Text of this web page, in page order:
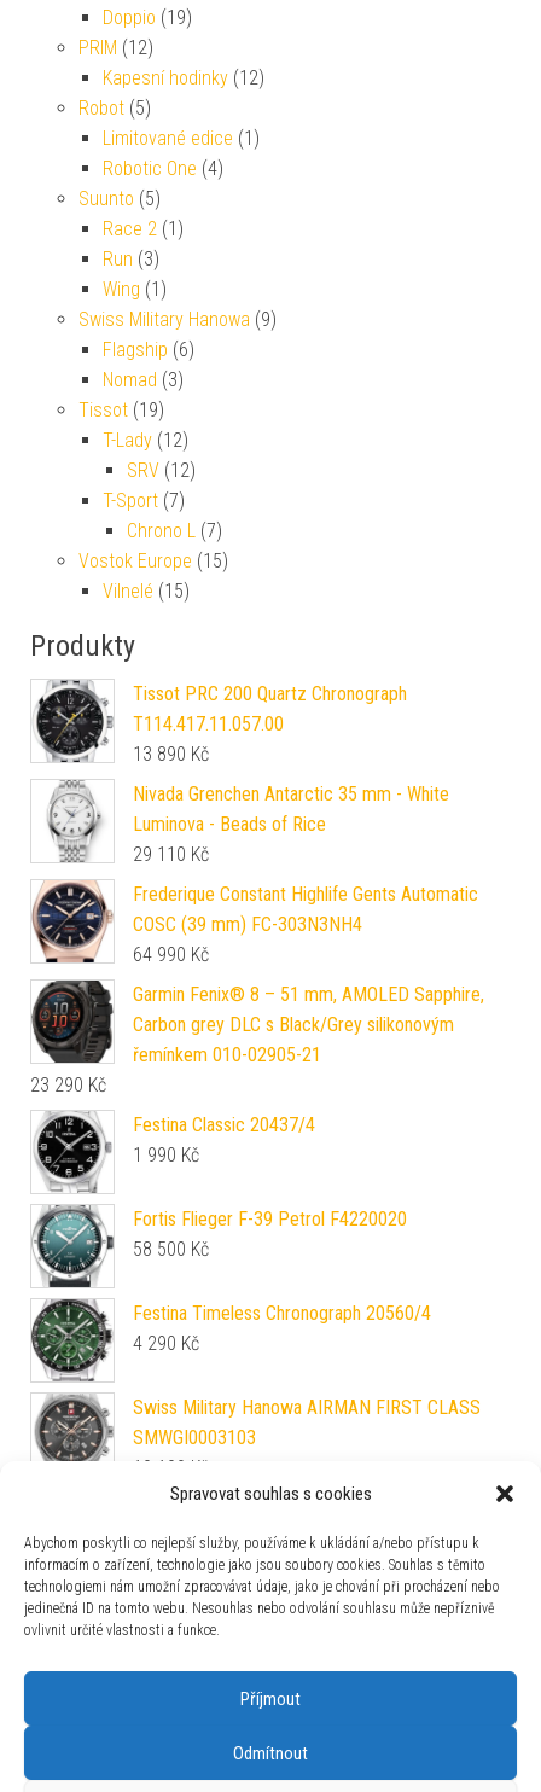
Spravovat souhlas s cookies
Abychom poskytli co nejlepší služby, používáme k ukládání a/nebo přístupu k
informacím o zařízení, technologie jako jsou soubory cookies. Souhlas s těmito
technologiemi nám umožní zpracovávat údaje, jako je chování při procházení nebo
jedinečná ID na tomto webu. Nesouhlas nebo odvolání souhlasu může nepříznivě
ovlivnit určité vlastnosti a funkce.
Příjmout
Odmítnout
Doppio (19)
PRIM (12)
Kapesní hodinky (12)
Robot (5)
Limitované edice (1)
Robotic One (4)
Suunto (5)
Race 2 (1)
Run (3)
Wing (1)
Swiss Military Hanowa (9)
Flagship (6)
Nomad (3)
Tissot (19)
T-Lady (12)
SRV (12)
T-Sport (7)
Chrono L (7)
Vostok Europe (15)
Vilnelé (15)
Produkty
Tissot PRC 200 Quartz Chronograph
T114.417.11.057.00
13 890 Kč
Nivada Grenchen Antarctic 35 mm - White
Luminova - Beads of Rice
29 110 Kč
Frederique Constant Highlife Gents Automatic
COSC (39 mm) FC-303N3NH4
64 990 Kč
Garmin Fenix® 8 – 51 mm, AMOLED Sapphire,
Carbon grey DLC s Black/Grey silikonovým
řemínkem 010-02905-21
23 290 Kč
Festina Classic 20437/4
1 990 Kč
Fortis Flieger F-39 Petrol F4220020
58 500 Kč
Festina Timeless Chronograph 20560/4
4 290 Kč
Swiss Military Hanowa AIRMAN FIRST CLASS
SMWGI0003103
10 190 Kč
Vulcain Chronograph 70's - Black / Silver - Rubber
66 200Kč
LUMINOX XA.9527
12 990Kč